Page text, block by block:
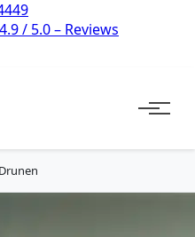
4.9 / 5.0 – Reviews